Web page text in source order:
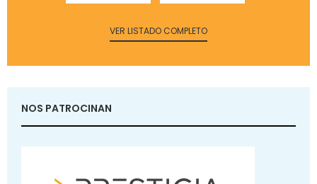
VER LISTADO COMPLETO
NOS PATROCINAN